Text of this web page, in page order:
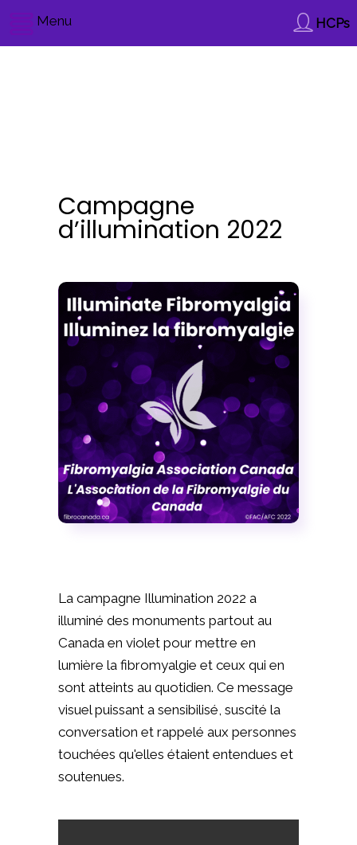
Campagne
d’illumination 2022
La campagne Illumination 2022 a
illuminé des monuments partout au
Canada en violet pour mettre en
lumière la fibromyalgie et ceux qui en
sont atteints au quotidien. Ce message
visuel puissant a sensibilisé, suscité la
conversation et rappelé aux personnes
touchées qu'elles étaient entendues et
soutenues.
Menu HCPs